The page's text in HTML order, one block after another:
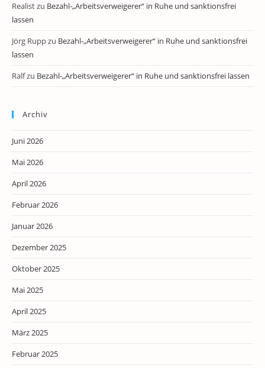
Realistzu Bezahl-„Arbeitsverweigerer“ in Ruhe und sanktionsfrei
lassen
Jörg Ruppzu Bezahl-„Arbeitsverweigerer“ in Ruhe und sanktionsfrei
lassen
Ralfzu Bezahl-„Arbeitsverweigerer“ in Ruhe und sanktionsfrei lassen
Archiv
Juni 2026
Mai 2026
April 2026
Februar 2026
Januar 2026
Dezember 2025
Oktober 2025
Mai 2025
April 2025
März 2025
Februar 2025